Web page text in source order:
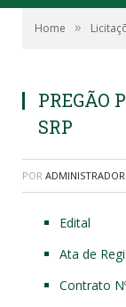
Home »
PREGÃO
SRP
POR ADMINISTRADOR
Edital
Ata de
Contrato